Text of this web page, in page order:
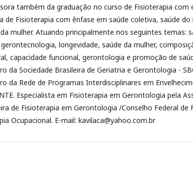
também da graduação no curso de Fisioterapia com
de Fisioterapia com ênfase em saúde coletiva, saúde do
mulher. Atuando principalmente nos seguintes temas:
longevidade, saúde da mulher,
capacidade funcional, gerontologia e promoção de
da Sociedade Brasileira de Geriatria e Gerontologia -
da Rede de Programas Interdisciplinares em
Especialista em Fisioterapia em Gerontologia pela
de Fisioterapia em Gerontologia /Conselho Federal de
Ocupacional. E-mail: kavilaca@yahoo.com.br